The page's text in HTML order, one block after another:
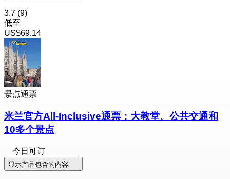
3.7 (9)
低至
US$69.14
景点通票
米兰官方All-Inclusive通票：大教堂、公共交通和
10多个景点
今日可订
显示产品包含的内容